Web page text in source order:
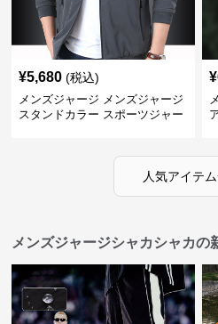
¥5,680 (税込)
メンズジャージ メンズジャージ
スタンドカラー スポーツジャー
¥
人気アイテ
メンズジャージシャカシャカの